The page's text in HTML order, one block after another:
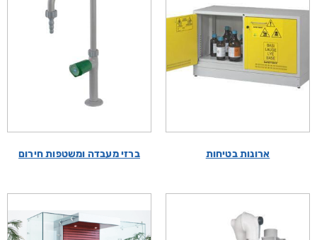
ארונות בטיחות ברזי מעבדה ומשטפות חירום